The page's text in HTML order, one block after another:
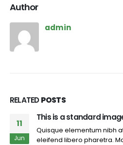
Author
admin
RELATEDPOSTS
11
Jun
This is a standard
Quisque elementum nibh
eleifend libero pharetra.